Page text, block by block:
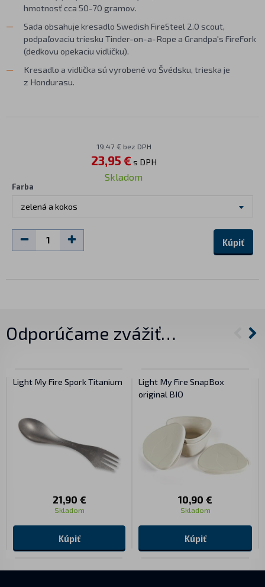
hmotnosť cca 50-70 gramov.
Sada obsahuje kresadlo Swedish FireSteel 2.0 scout,
podpaľovaciu triesku Tinder-on-a-Rope a Grandpa's FireFork
(dedkovu opekaciu vidličku).
Kresadlo a vidlička sú vyrobené vo Švédsku, trieska je
z Hondurasu.
19,47 € bez DPH
23,95 €s DPH
Skladom
Farba
zelená a kokos
Kúpiť
Odporúčame zvážiť…
Light My Fire Spork Titanium
21,90 €
Skladom
Kúpiť
Light My Fire SnapBox
original BIO
10,90 €
Skladom
Kúpiť